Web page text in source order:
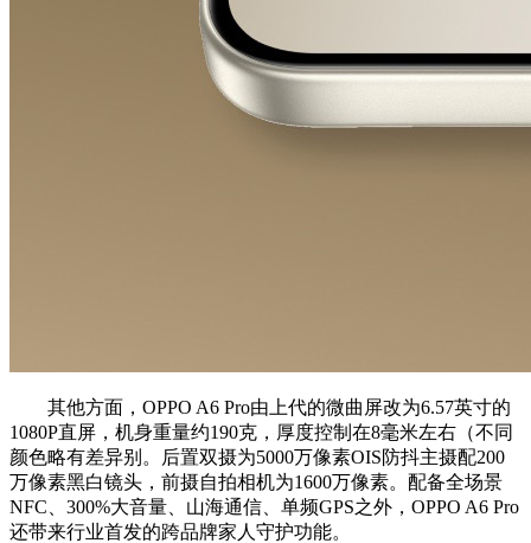
其他方面，OPPO A6 Pro由上代的微曲屏改为6.57英寸的
1080P直屏，机身重量约190克，厚度控制在8毫米左右（不同
颜色略有差异别。后置双摄为5000万像素OIS防抖主摄配200
万像素黑白镜头，前摄自拍相机为1600万像素。配备全场景
NFC、300%大音量、山海通信、单频GPS之外，OPPO A6 Pro
还带来行业首发的跨品牌家人守护功能。